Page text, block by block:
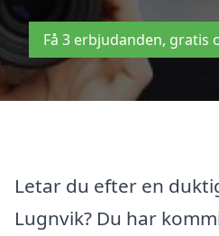
Få 3 erbjudanden,
Letar du efter en
Lugnvik? Du har